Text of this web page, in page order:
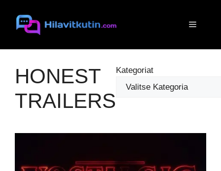
sisältöön
Valikko
HONEST
TRAILERS
Kategoriat